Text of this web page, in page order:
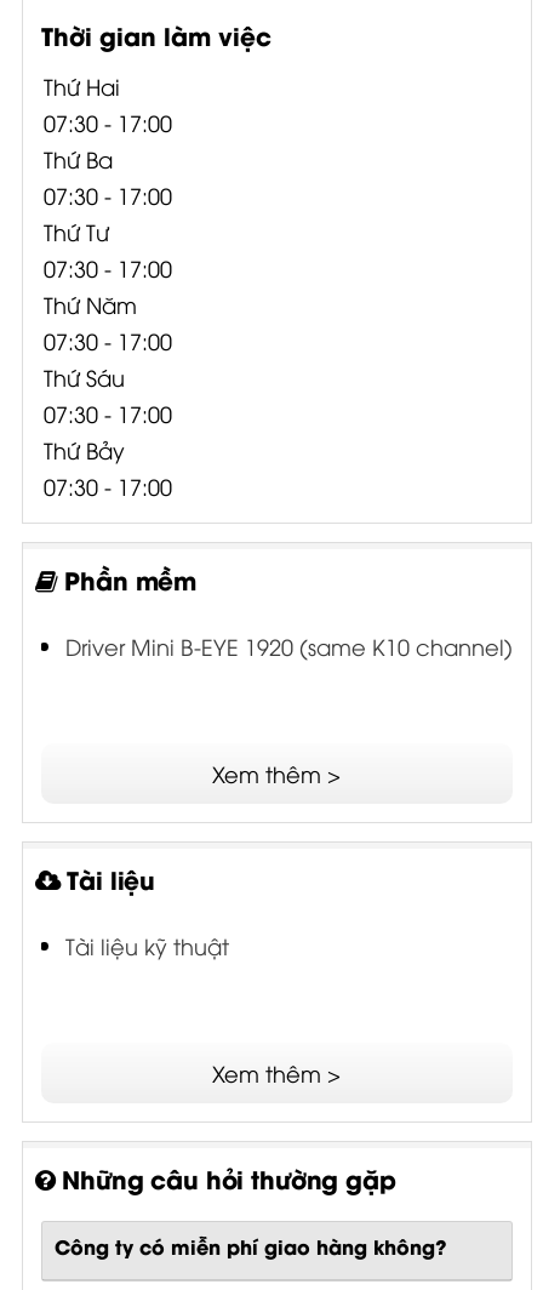
Thời gian làm việc
Thứ Hai
07:30 - 17:00
Thứ Ba
07:30 - 17:00
Thứ Tư
07:30 - 17:00
Thứ Năm
07:30 - 17:00
Thứ Sáu
07:30 - 17:00
Thứ Bảy
07:30 - 17:00
Phần mềm
Driver Mini B-EYE 1920 (same K10 channel)
Xem thêm >
Tài liệu
Tài liệu kỹ thuật
Xem thêm >
Những câu hỏi thường gặp
Công ty có miễn phí giao hàng không?